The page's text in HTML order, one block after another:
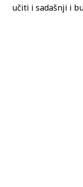
učiti i sadašnji i